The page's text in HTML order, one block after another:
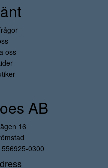
oss
AB
16
0300